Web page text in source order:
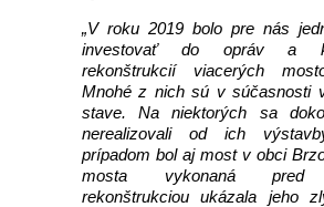
„V roku 2019 bolo pre nás
investovať do opráv a
rekonštrukcií viacerých
Mnohé z nich sú v súčasnosti
stave. Na niektorých sa
nerealizovali od ich
prípadom bol aj most v obci
mosta vykonaná pred
rekonštrukciou ukázala jeho